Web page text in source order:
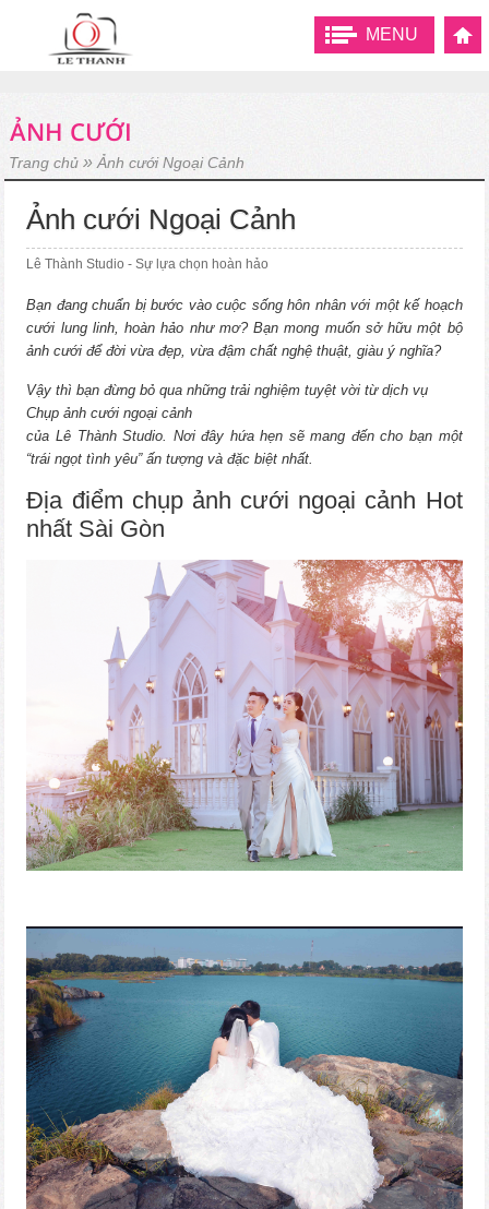
MENU
ẢNH CƯỚI
Trang chủ » Ảnh cưới Ngoại Cảnh
Ảnh cưới Ngoại Cảnh
Lê Thành Studio - Sự lựa chọn hoàn hảo
Bạn đang chuẩn bị bước vào cuộc sống hôn nhân với một kế hoạch
cưới lung linh, hoàn hảo như mơ? Bạn mong muốn sở hữu một bộ
ảnh cưới để đời vừa đẹp, vừa đậm chất nghệ thuật, giàu ý nghĩa?
Vậy thì bạn đừng bỏ qua những trải nghiệm tuyệt vời từ dịch vụ
Chụp ảnh cưới ngoại cảnh
của Lê Thành Studio. Nơi đây hứa hẹn sẽ mang đến cho bạn một
“trái ngọt tình yêu” ấn tượng và đặc biệt nhất.
Địa điểm chụp ảnh cưới ngoại cảnh Hot
nhất Sài Gòn